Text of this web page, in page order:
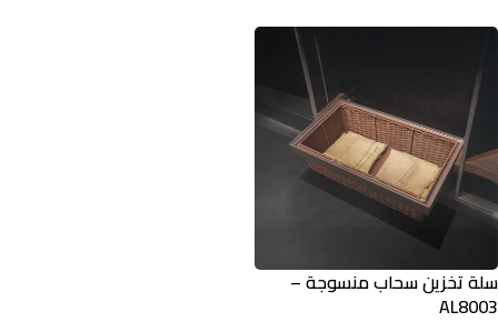
سلة تخزين سحاب منسوجة –
AL8003